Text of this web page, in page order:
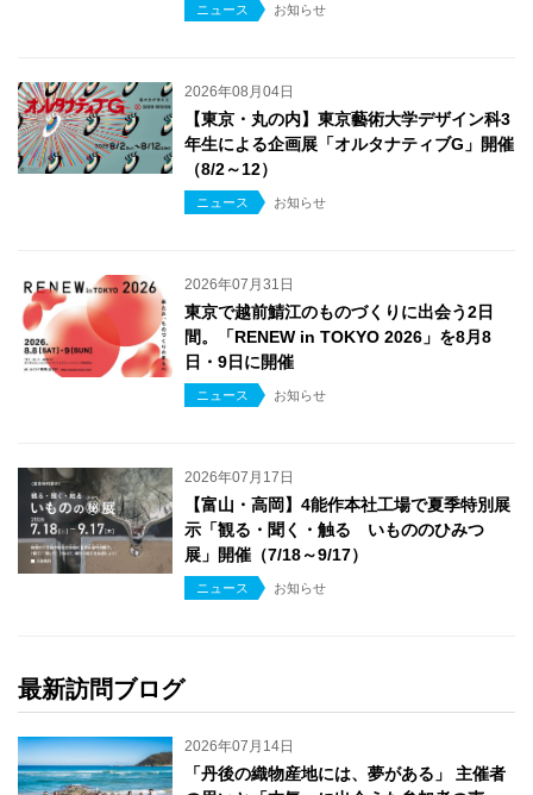
ニュース お知らせ
2026年08月04日
【東京・丸の内】東京藝術大学デザイン科3
年生による企画展「オルタナティブG」開催
（8/2～12）
ニュース お知らせ
2026年07月31日
東京で越前鯖江のものづくりに出会う2日
間。「RENEW in TOKYO 2026」を8月8
日・9日に開催
ニュース お知らせ
2026年07月17日
【富山・高岡】4能作本社工場で夏季特別展
示「観る・聞く・触る いもののひみつ
展」開催（7/18～9/17）
ニュース お知らせ
最新訪問ブログ
2026年07月14日
「丹後の織物産地には、夢がある」 主催者